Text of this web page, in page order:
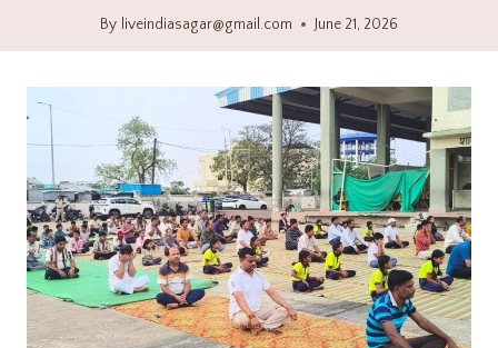
By liveindiasagar@gmail.com June 21, 2026